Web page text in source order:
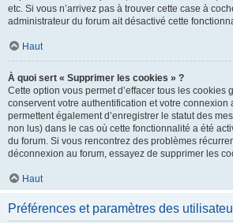
etc. Si vous n’arrivez pas à trouver cette case à
administrateur du forum ait désactivé cette
Haut
À quoi sert « Supprimer les cookies » ?
Cette option vous permet d’effacer tous les cookies
conservent votre authentification et votre connexion
permettent également d’enregistrer le statut des
non lus) dans le cas où cette fonctionnalité a été
du forum. Si vous rencontrez des problèmes
déconnexion au forum, essayez de supprimer les
Haut
Préférences et paramètres des